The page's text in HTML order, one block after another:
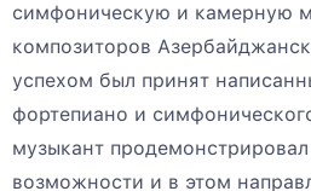
симфоническую и камерную
композиторов
успехом был принят
фортепиано и
музыкант
возможности и в этом